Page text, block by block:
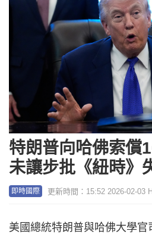
特朗普向哈佛索償
未讓步批《紐時》
即時國際 更新時間：15:52 2026-02-03
美國總統特朗普與哈佛大學